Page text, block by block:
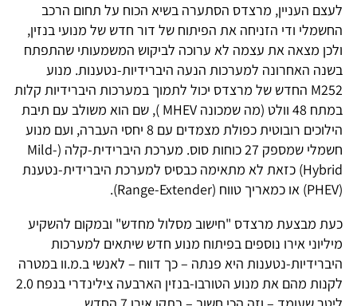
לעצם העניין, מרצדס הסתערה בשיא הכוח על תחום הרכב
החשמלי ודי הזניחה את הפיתוח של דור חדש של מנועי בנזין,
ולכן מצאה את עצמה לא ערוכה לביקוש המשמעותי שהתפתח
בשנה האחרונה למערכות הנעה היברידיות-נטענות. מנוע
M252 החדש של מרצדס יכול לתמוך במערכות היברידיות קלות
במתח 48 וולט (מה שמכונה MHEV ), שם הוא משולב עם תיבת
הילוכים רובוטית כפולת מצמדים עם 8 יחסי העברה, ועם מנוע
חשמלי שמספק 27 כוחות סוס. מערכת היברידית-קלה (Mild-
Hybrid) כזאת לא מתאימה כבסיס למערכת היברידית-נטענת
(PHEV) או כמאריך טווח (Range-Extender).
כעת מבצעת מרצדס "חישוב מסלול מחדש" ובמקום להשקיע
מיליוני אירו נוספים בפיתוח מנוע חדש שיתאים למערכות
היברידיות-נטענות היא פנתה – כך דווח – לאנשי ב.מ.וו במטרה
לקנות מהם את מנוע הטורבו-בנזין הארבעה צילינדרי בנפח 2.0